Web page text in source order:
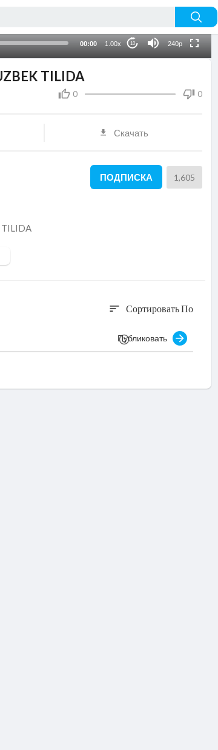
00:00 1.00x 10 240p
TILIDA
0 0
Скачать
ПОДПИСКА 1,605
TILIDA
sort Сортировать По
Публиковать